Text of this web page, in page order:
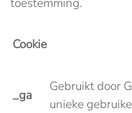
Cookie
_ga
Gebruikt door
unieke